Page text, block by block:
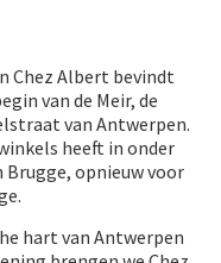
Chez Albert bevindt
van de Meir, de
van Antwerpen.
heeft in onder
Brugge, opnieuw voor
hart van Antwerpen